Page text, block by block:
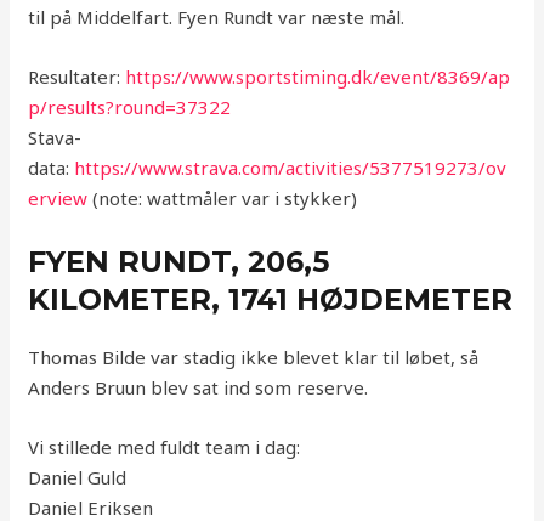
til på Middelfart. Fyen Rundt var næste mål.
Resultater: https://www.sportstiming.dk/event/8369/ap
p/results?round=37322
Stava-
data: https://www.strava.com/activities/5377519273/ov
erview (note: wattmåler var i stykker)
FYEN RUNDT, 206,5
KILOMETER, 1741 HØJDEMETER
Thomas Bilde var stadig ikke blevet klar til løbet, så
Anders Bruun blev sat ind som reserve.
Vi stillede med fuldt team i dag:
Daniel Guld
Daniel Eriksen